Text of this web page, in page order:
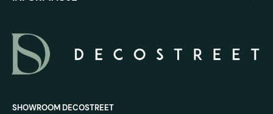
SHOWROOM DECOSTREET